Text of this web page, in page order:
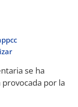
se ha
por la